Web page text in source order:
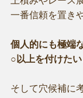
一番信頼を置き
個人的にも極端
○以上を付けたい
そして穴候補に